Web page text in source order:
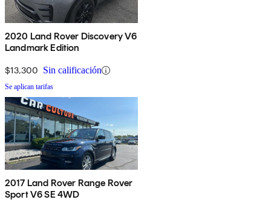
2020 Land Rover Discovery V6
Landmark Edition
$13,300 Sin calificación
Se aplican tarifas
2017 Land Rover Range Rover
Sport V6 SE 4WD